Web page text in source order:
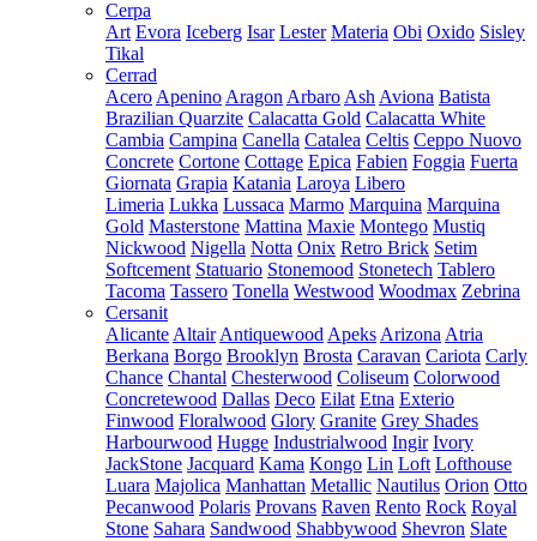
Cerpa
Art Evora Iceberg Isar Lester Materia Obi Oxido Sisley
Tikal
Cerrad
Acero Apenino Aragon Arbaro Ash Aviona Batista
Brazilian Quarzite Calacatta Gold Calacatta White
Cambia Campina Canella Catalea Celtis Ceppo Nuovo
Concrete Cortone Cottage Epica Fabien Foggia Fuerta
Giornata Grapia Katania Laroya Libero
Limeria Lukka Lussaca Marmo Marquina Marquina
Gold Masterstone Mattina Maxie Montego Mustiq
Nickwood Nigella Notta Onix Retro Brick Setim
Softcement Statuario Stonemood Stonetech Tablero
Tacoma Tassero Tonella Westwood Woodmax Zebrina
Cersanit
Alicante Altair Antiquewood Apeks Arizona Atria
Berkana Borgo Brooklyn Brosta Caravan Cariota Carly
Chance Chantal Chesterwood Coliseum Colorwood
Concretewood Dallas Deco Eilat Etna Exterio
Finwood Floralwood Glory Granite Grey Shades
Harbourwood Hugge Industrialwood Ingir Ivory
JackStone Jacquard Kama Kongo Lin Loft Lofthouse
Luara Majolica Manhattan Metallic Nautilus Orion Otto
Pecanwood Polaris Provans Raven Rento Rock Royal
Stone Sahara Sandwood Shabbywood Shevron Slate